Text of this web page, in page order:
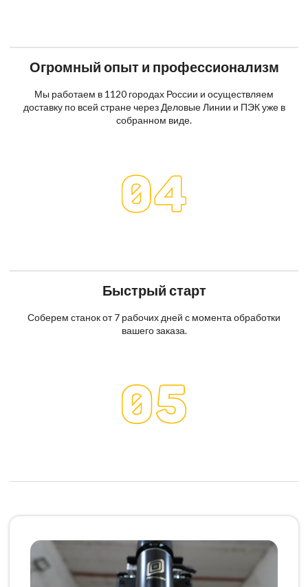
Огромный опыт и профессионализм
Мы работаем в 1120 городах России и осуществляем
доставку по всей стране через Деловые Линии и ПЭК уже в
собранном виде.
Быстрый старт
Соберем станок от 7 рабочих дней с момента обработки
вашего заказа.